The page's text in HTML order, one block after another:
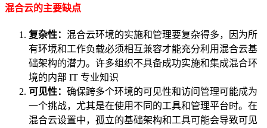
混合云的主要缺点
复杂性： 混合云环境的实施和管理要复杂得多，因为所
有环境和工作负载必须相互兼容才能充分利用混合云基
础架构的潜力。许多组织不具备成功实施和集成混合环
境的内部 IT 专业知识
可见性： 确保跨多个环境的可见性和访问管理可能成为
一个挑战，尤其是在使用不同的工具和管理平台时。在
混合云设置中，孤立的基础架构和工具可能会导致可见